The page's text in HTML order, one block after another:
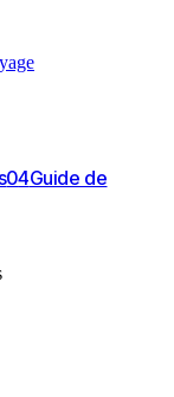
04Guide de